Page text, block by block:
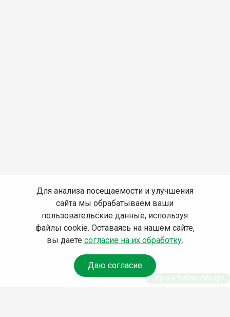
Для анализа посещаемости и улучшения
сайта мы обрабатываем ваши
пользовательские данные, используя
файлы cookie. Оставаясь на нашем сайте,
вы даете согласие на их обработку.
Даю согласие
Спроси библиотекаря